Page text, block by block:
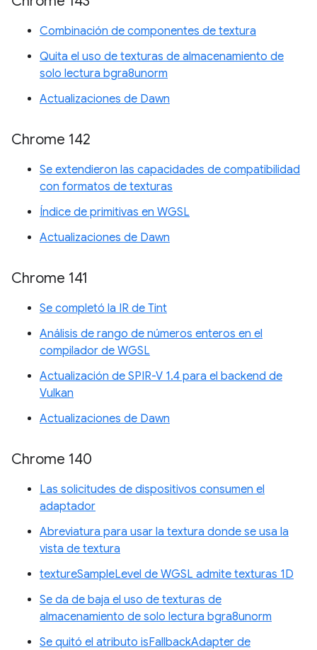
Combinación de componentes de textura
Quita el uso de texturas de almacenamiento de
solo lectura bgra8unorm
Actualizaciones de Dawn
Chrome 142
Se extendieron las capacidades de compatibilidad
con formatos de texturas
Índice de primitivas en WGSL
Actualizaciones de Dawn
Chrome 141
Se completó la IR de Tint
Análisis de rango de números enteros en el
compilador de WGSL
Actualización de SPIR-V 1.4 para el backend de
Vulkan
Actualizaciones de Dawn
Chrome 140
Las solicitudes de dispositivos consumen el
adaptador
Abreviatura para usar la textura donde se usa la
vista de textura
textureSampleLevel de WGSL admite texturas 1D
Se da de baja el uso de texturas de
almacenamiento de solo lectura bgra8unorm
Se quitó el atributo isFallbackAdapter de